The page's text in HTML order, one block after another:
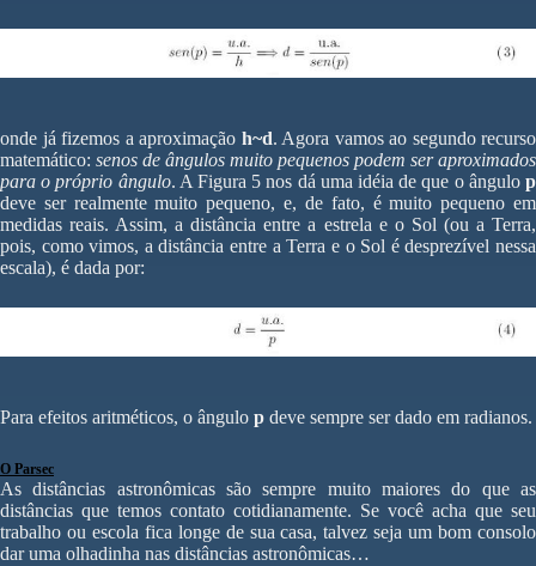
onde já fizemos a aproximação h~d. Agora vamos ao segundo recurso
matemático: senos de ângulos muito pequenos podem ser aproximados
para o próprio ângulo. A Figura 5 nos dá uma idéia de que o ângulop
deve ser realmente muito pequeno, e, de fato, é muito pequeno em
medidas reais. Assim, a distância entre a estrela e o Sol (ou a Terra,
pois, como vimos, a distância entre a Terra e o Sol é desprezível nessa
escala), é dada por:
Para efeitos aritméticos, o ângulo p deve sempre ser dado em radianos.
O Parsec
As distâncias astronômicas são sempre muito maiores do que as
distâncias que temos contato cotidianamente. Se você acha que seu
trabalho ou escola fica longe de sua casa, talvez seja um bom consolo
dar uma olhadinha nas distâncias astronômicas…